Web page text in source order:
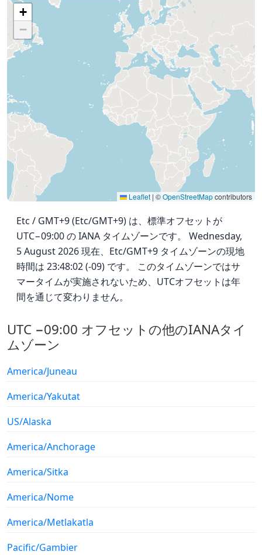
+
−
Leaflet | ©OpenStreetMapcontributors
Etc / GMT+9 (Etc/GMT+9) は、標準オフセットが
UTC−09:00 の IANA タイムゾーンです。 Wednesday,
5 August 2026 現在、Etc/GMT+9 タイムゾーンの現地
時間は 23:48:02 (-09) です。 このタイムゾーンではサ
マータイムが実施されないため、UTCオフセットは年
間を通じて変わりません。
UTC −09:00 オフセットの他のIANAタイ
ムゾーン
America/Juneau
America/Yakutat
US/Alaska
America/Anchorage
America/Sitka
America/Nome
America/Metlakatla
Pacific/Gambier